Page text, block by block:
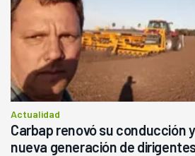
Actualidad
Carbap renovó su conducción
nueva generación de